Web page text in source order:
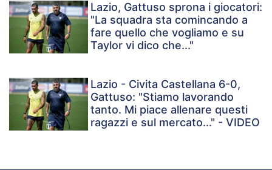
Lazio, Gattuso sprona i giocatori:
"La squadra sta comincando a
fare quello che vogliamo e su
Taylor vi dico che..."
Lazio - Civita Castellana 6-0,
Gattuso: "Stiamo lavorando
tanto. Mi piace allenare questi
ragazzi e sul mercato..." - VIDEO